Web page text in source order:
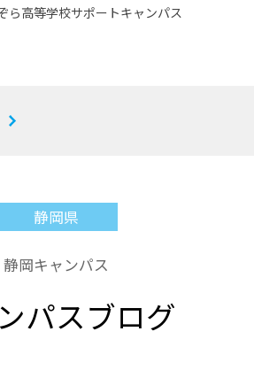
ら高等学校サポートキャンパス
静岡県
静岡キャンパス
パスブログ